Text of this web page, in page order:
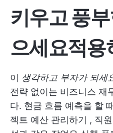
키우고 풍
으세요적용
이 생각하고 부자가 되세
전략 없이는 비즈니스 재
다. 현금 흐름 예측을 할
젝트 예산 관리하기 , 직